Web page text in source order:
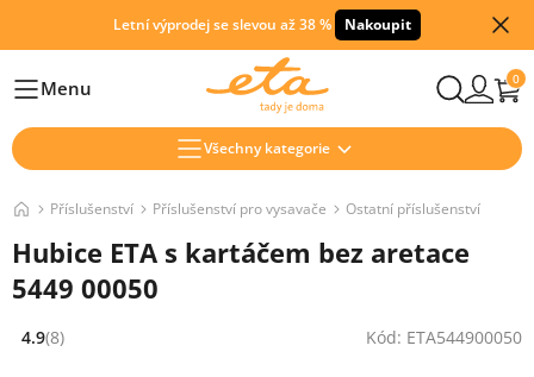
Letní výprodej se slevou až 38 % Nakoupit
HlavníMenu 0
Všechny kategorie
Příslušenství Příslušenství pro vysavače Ostatní příslušenství
Hubice ETA s kartáčem bez aretace
5449 00050
Hodnocení: 4.9 z 5 (8 recenzí)
4.9(8) Kód: ETA544900050